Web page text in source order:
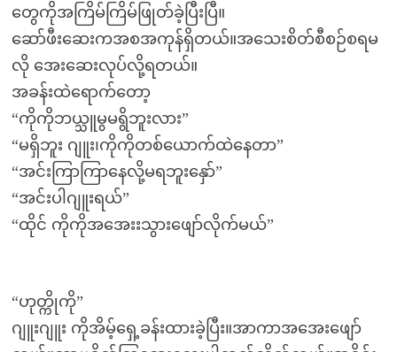
တွေကိုအကြိမ်ကြိမ်ဖြုတ်ခဲ့ပြီးပြီ။
ဆော်ဖီးဆေးကအစအကုန်ရှိတယ်။အသေးစိတ်စီစဉ်စရမ
လို အေးဆေးလုပ်လို့ရတယ်။
အခန်းထဲရောက်တော့
“ကိုကိုဘယ္သူမွမရွိဘူးလား”
“မရှိဘူး ဂျူး၊ကိုကိုတစ်ယောက်ထဲနေတာ”
“အင်းကြာကြာနေလို့မရဘူးနှော်”
“အင်းပါဂျူးရယ်”
“ထိုင် ကိုကိုအအေးးသွားဖျော်လိုက်မယ်”
“ဟုတ္ကိုကို”
ဂျူးဂျူး ကိုအိမ့်ရှေ့ခန်းထားခဲ့ပြီး။အာကာအအေးဖျော်